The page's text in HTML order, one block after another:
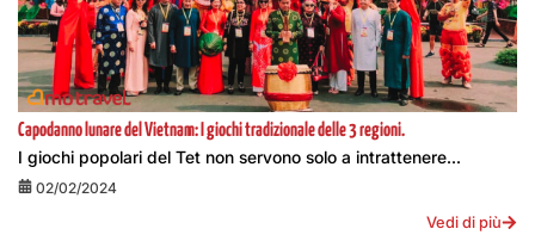
Capodanno lunare del Vietnam: I giochi tradizionale delle 3 regioni.
I giochi popolari del Tet non servono solo a intrattenere...
02/02/2024
Vedi di più